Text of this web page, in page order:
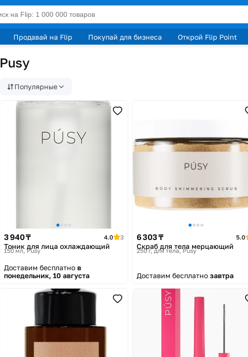
Продавай на Flip Покупай для бизнеса Открой Flip Point
Pusy
Популярные
3 940 ₸ 4.0 3
Тоник для лица охлаждающий
150 мл Pusy
Доставим бесплатно в
понедельник, 10 августа
6 303 ₸ 5.0
Скраб для тела мерцающий
250 г, для тела Pusy
Доставим бесплатно завтра